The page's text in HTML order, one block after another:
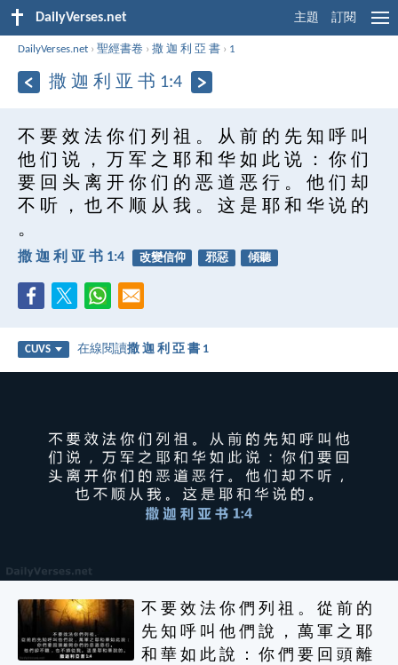
DailyVerses.net 主題 訂閱
DailyVerses.net ›聖經書卷 ›撒 迦 利 亞 書 › 1
撒 迦 利 亚 书 1:4
不 要 效 法 你 们 列 祖 。 从 前 的 先 知 呼 叫
他 们 说 ， 万 军 之 耶 和 华 如 此 说 ： 你 们
要 回 头 离 开 你 们 的 恶 道 恶 行 。 他 们 却
不 听 ， 也 不 顺 从 我 。 这 是 耶 和 华 说 的
。
撒 迦 利 亚 书 1:4 改變信仰 邪惡 傾聽
CUVS 在線閱讀撒 迦 利 亞 書 1
不 要 效 法 你 們 列 祖 。 從 前 的
先 知 呼 叫 他 們 說 ， 萬 軍 之 耶
和 華 如 此 說 ： 你 們 要 回 頭 離